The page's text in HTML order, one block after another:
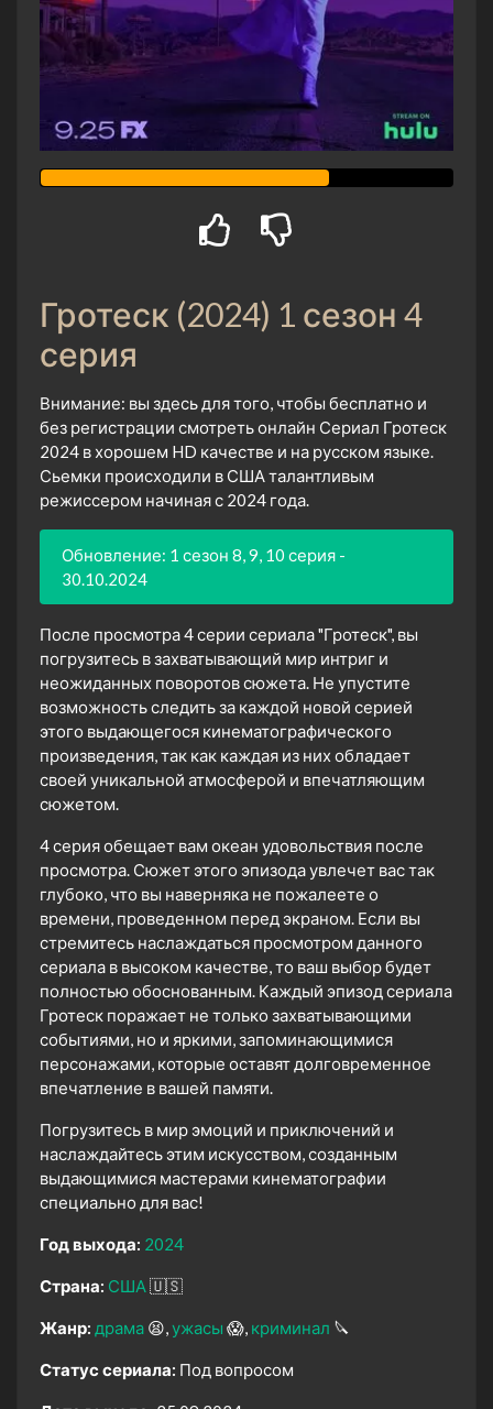
Гротеск (2024) 1 сезон 4
серия
Внимание: вы здесь для того, чтобы бесплатно и
без регистрации смотреть онлайн Сериал Гротеск
2024 в хорошем HD качестве и на русском языке.
Сьемки происходили в США талантливым
режиссером начиная с 2024 года.
Обновление: 1 сезон 8, 9, 10 серия -
30.10.2024
После просмотра 4 серии сериала "Гротеск", вы
погрузитесь в захватывающий мир интриг и
неожиданных поворотов сюжета. Не упустите
возможность следить за каждой новой серией
этого выдающегося кинематографического
произведения, так как каждая из них обладает
своей уникальной атмосферой и впечатляющим
сюжетом.
4 серия обещает вам океан удовольствия после
просмотра. Сюжет этого эпизода увлечет вас так
глубоко, что вы наверняка не пожалеете о
времени, проведенном перед экраном. Если вы
стремитесь наслаждаться просмотром данного
сериала в высоком качестве, то ваш выбор будет
полностью обоснованным. Каждый эпизод сериала
Гротеск поражает не только захватывающими
событиями, но и яркими, запоминающимися
персонажами, которые оставят долговременное
впечатление в вашей памяти.
Погрузитесь в мир эмоций и приключений и
наслаждайтесь этим искусством, созданным
выдающимися мастерами кинематографии
специально для вас!
Год выхода: 2024
Страна: США 🇺🇸
Жанр: драма 😫 ужасы 😱 криминал 🔪
Статус сериала: Под вопросом